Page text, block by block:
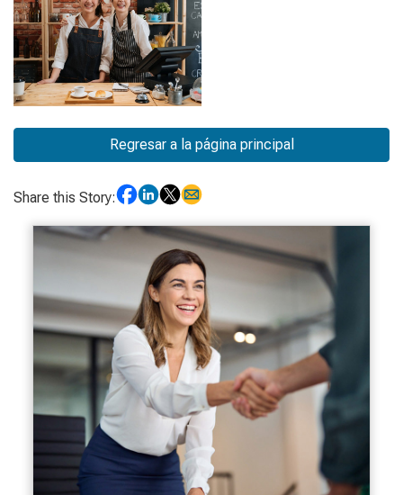
Regresar a la página principal
Share this Story: